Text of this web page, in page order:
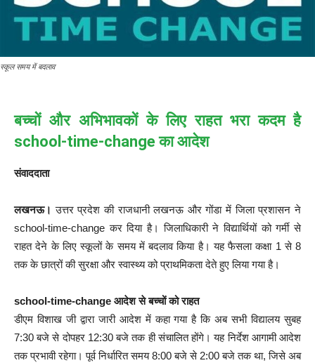
स्कूल समय में बदलाव
बच्चों और अभिभावकों के लिए राहत भरा कदम है
school-time-change का आदेश
संवाददाता
लखनऊ। उत्तर प्रदेश की राजधानी लखनऊ और गोंडा में जिला प्रशासन ने
school-time-change कर दिया है। जिलाधिकारी ने विद्यार्थियों को गर्मी से
राहत देने के लिए स्कूलों के समय में बदलाव किया है। यह फैसला कक्षा 1 से 8
तक के छात्रों की सुरक्षा और स्वास्थ्य को प्राथमिकता देते हुए लिया गया है।
school-time-change आदेश से बच्चों को राहत
डीएम विशाख जी द्वारा जारी आदेश में कहा गया है कि अब सभी विद्यालय सुबह
7:30 बजे से दोपहर 12:30 बजे तक ही संचालित होंगे। यह निर्देश आगामी आदेश
तक प्रभावी रहेगा। पूर्व निर्धारित समय 8:00 बजे से 2:00 बजे तक था, जिसे अब